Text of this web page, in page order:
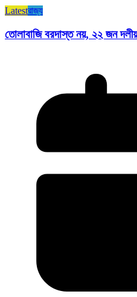
Latestরাজ্য​
তোলাবাজি বরদাস্ত নয়, ২২ জন